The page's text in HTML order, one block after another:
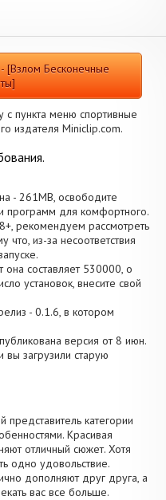
[Взлом Бесконечные
пункта меню спортивные
издателя Miniclip.com.
- 261MB, освободите
программ для комфортного.
рекомендуем рассмотреть
из-за несоответствия
составляет 530000, о
установок, внесите свой
- 0.1.6, в котором
версия от 8 июн.
вы загрузили старую
категории
Красивая
отличный сюжет. Хотя
одно удовольствие.
дополняют друг друга, а
вас все больше.